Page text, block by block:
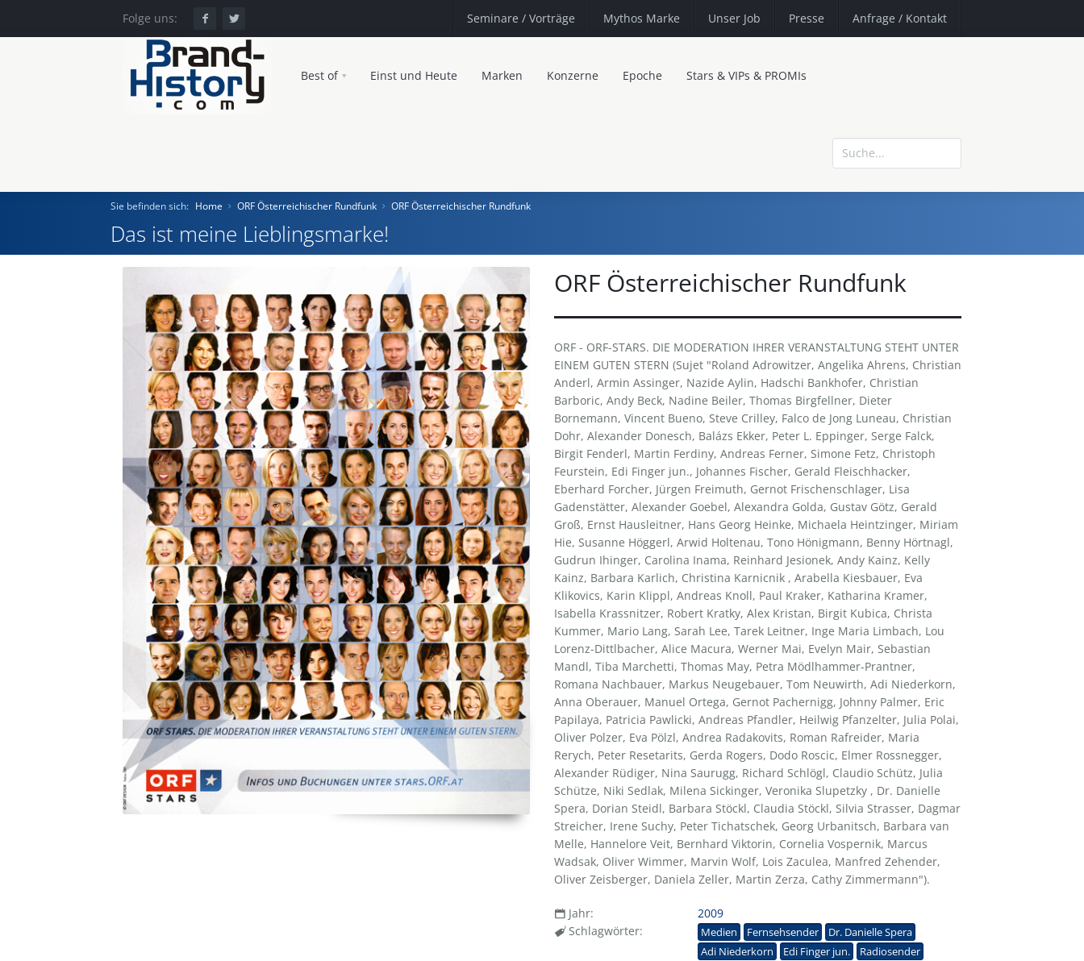
Folge uns: Seminare / Vorträge Mythos Marke Unser Job Presse Anfrage / Kontakt
Best of Einst und Heute Marken Konzerne Epoche Stars & VIPs & PROMIs
Home
Einst und Heute
Marken
Konzerne
Epoche
Sie befinden sich: Home ORF Österreichischer Rundfunk ORF Österreichischer Rundfunk
Das ist meine Lieblingsmarke!
ORF Österreichischer Rundfunk
ORF - ORF-STARS. DIE MODERATION IHRER VERANSTALTUNG STEHT UNTER
EINEM GUTEN STERN (Sujet "Roland Adrowitzer, Angelika Ahrens, Christian
Anderl, Armin Assinger, Nazide Aylin, Hadschi Bankhofer, Christian
Barboric, Andy Beck, Nadine Beiler, Thomas Birgfellner, Dieter
Bornemann, Vincent Bueno, Steve Crilley, Falco de Jong Luneau, Christian
Dohr, Alexander Donesch, Balázs Ekker, Peter L. Eppinger, Serge Falck,
Birgit Fenderl, Martin Ferdiny, Andreas Ferner, Simone Fetz, Christoph
Feurstein, Edi Finger jun., Johannes Fischer, Gerald Fleischhacker,
Eberhard Forcher, Jürgen Freimuth, Gernot Frischenschlager, Lisa
Gadenstätter, Alexander Goebel, Alexandra Golda, Gustav Götz, Gerald
Groß, Ernst Hausleitner, Hans Georg Heinke, Michaela Heintzinger, Miriam
Hie, Susanne Höggerl, Arwid Holtenau, Tono Hönigmann, Benny Hörtnagl,
Gudrun Ihinger, Carolina Inama, Reinhard Jesionek, Andy Kainz, Kelly
Kainz, Barbara Karlich, Christina Karnicnik , Arabella Kiesbauer, Eva
Klikovics, Karin Klippl, Andreas Knoll, Paul Kraker, Katharina Kramer,
Isabella Krassnitzer, Robert Kratky, Alex Kristan, Birgit Kubica, Christa
Kummer, Mario Lang, Sarah Lee, Tarek Leitner, Inge Maria Limbach, Lou
Lorenz-Dittlbacher, Alice Macura, Werner Mai, Evelyn Mair, Sebastian
Mandl, Tiba Marchetti, Thomas May, Petra Mödlhammer-Prantner,
Romana Nachbauer, Markus Neugebauer, Tom Neuwirth, Adi Niederkorn,
Anna Oberauer, Manuel Ortega, Gernot Pachernigg, Johnny Palmer, Eric
Papilaya, Patricia Pawlicki, Andreas Pfandler, Heilwig Pfanzelter, Julia Polai,
Oliver Polzer, Eva Pölzl, Andrea Radakovits, Roman Rafreider, Maria
Rerych, Peter Resetarits, Gerda Rogers, Dodo Roscic, Elmer Rossnegger,
Alexander Rüdiger, Nina Saurugg, Richard Schlögl, Claudio Schütz, Julia
Schütze, Niki Sedlak, Milena Sickinger, Veronika Slupetzky , Dr. Danielle
Spera, Dorian Steidl, Barbara Stöckl, Claudia Stöckl, Silvia Strasser, Dagmar
Streicher, Irene Suchy, Peter Tichatschek, Georg Urbanitsch, Barbara van
Melle, Hannelore Veit, Bernhard Viktorin, Cornelia Vospernik, Marcus
Wadsak, Oliver Wimmer, Marvin Wolf, Lois Zaculea, Manfred Zehender,
Oliver Zeisberger, Daniela Zeller, Martin Zerza, Cathy Zimmermann").
Jahr:
2009
Schlagwörter:
Medien Fernsehsender
Dr. Danielle Spera
Adi Niederkorn
Edi Finger jun.
Radiosender